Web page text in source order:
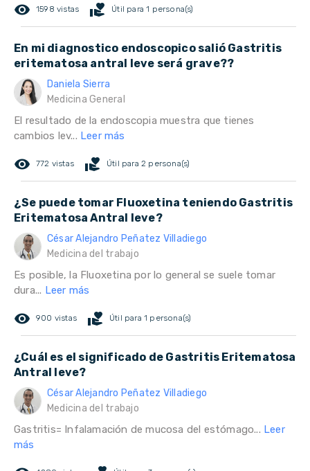
remove_red_eye 1598 vistas volunteer_activism Útil para 1 persona(s)
En mi diagnostico endoscopico salió Gastritis
eritematosa antral leve será grave??
Daniela Sierra
Medicina General
El resultado de la endoscopia muestra que tienes
cambios lev... Leer más
remove_red_eye 772 vistas volunteer_activism Útil para 2 persona(s)
¿Se puede tomar Fluoxetina teniendo Gastritis
Eritematosa Antral leve?
César Alejandro Peñatez Villadiego
Medicina del trabajo
Es posible, la Fluoxetina por lo general se suele tomar
dura... Leer más
remove_red_eye 900 vistas volunteer_activism Útil para 1 persona(s)
¿Cuál es el significado de Gastritis Eritematosa
Antral leve?
César Alejandro Peñatez Villadiego
Medicina del trabajo
Gastritis= Infalamación de mucosa del estómago... Leer
más